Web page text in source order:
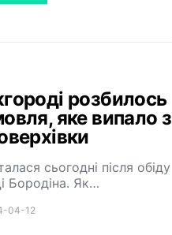
розбилось
яке випало з
сьогодні після обіду
Бородіна. Як…
04-12